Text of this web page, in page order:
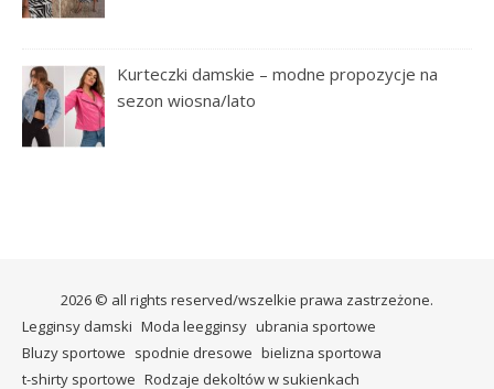
Kurteczki damskie – modne propozycje na
sezon wiosna/lato
2026 © all rights reserved/wszelkie prawa zastrzeżone.
Legginsy damski Moda leegginsy ubrania sportowe
Bluzy sportowe spodnie dresowe bielizna sportowa
t-shirty sportowe Rodzaje dekoltów w sukienkach